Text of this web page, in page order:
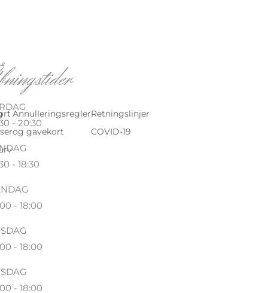
Annulleringsregler
og gavekort
Retningslinjer
COVID-19
- 20:30
- 18:30
- 18:00
- 18:00
- 18:00